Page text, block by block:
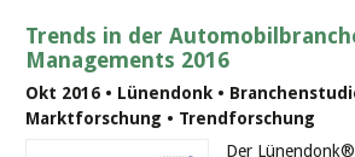
Trends in der
Managements 2016
Okt 2016 • Lünendonk •
Marktforschung • Trendforschung
Der